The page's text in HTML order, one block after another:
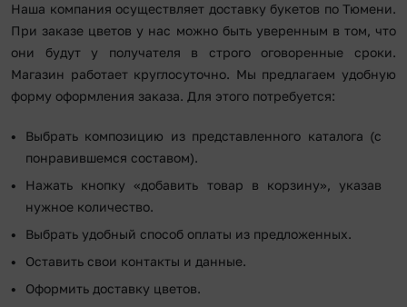
Наша компания осуществляет доставку букетов по Тюмени.
При заказе цветов у нас можно быть уверенным в том, что
они будут у получателя в строго оговоренные сроки.
Магазин работает круглосуточно. Мы предлагаем удобную
форму оформления заказа. Для этого потребуется:
Выбрать композицию из представленного каталога (с
понравившемся составом).
Нажать кнопку «добавить товар в корзину», указав
нужное количество.
Выбрать удобный способ оплаты из предложенных.
Оставить свои контакты и данные.
Оформить доставку цветов.